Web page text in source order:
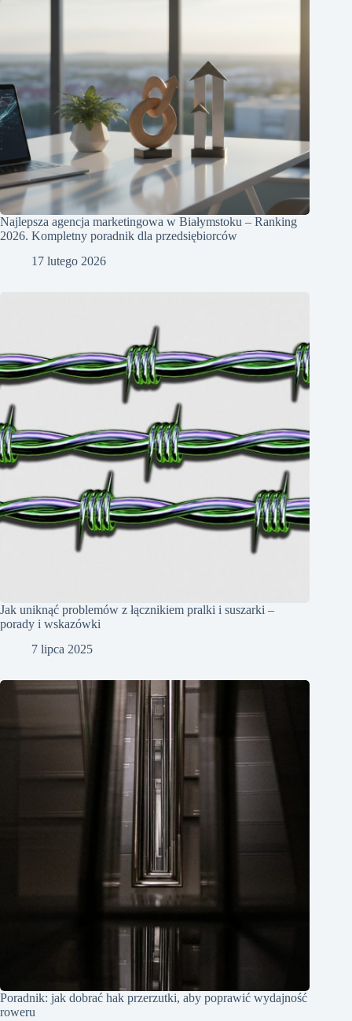
Najlepsza agencja marketingowa w Białymstoku – Ranking
2026. Kompletny poradnik dla przedsiębiorców
17 lutego 2026
Jak uniknąć problemów z łącznikiem pralki i suszarki –
porady i wskazówki
7 lipca 2025
Poradnik: jak dobrać hak przerzutki, aby poprawić wydajność
roweru